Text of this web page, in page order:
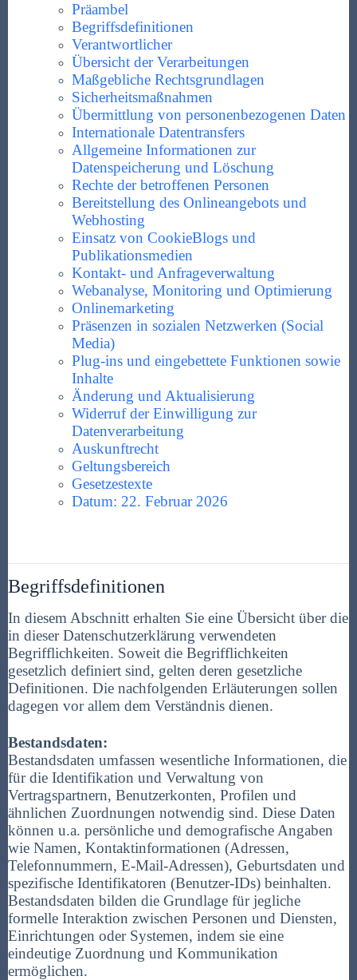
Präambel
Begriffsdefinitionen
Verantwortlicher
Übersicht der Verarbeitungen
Maßgebliche Rechtsgrundlagen
Sicherheitsmaßnahmen
Übermittlung von personenbezogenen Daten
Internationale Datentransfers
Allgemeine Informationen zur
Datenspeicherung und Löschung
Rechte der betroffenen Personen
Bereitstellung des Onlineangebots und
Webhosting
Einsatz von CookieBlogs und
Publikationsmedien
Kontakt- und Anfrageverwaltung
Webanalyse, Monitoring und Optimierung
Onlinemarketing
Präsenzen in sozialen Netzwerken (Social
Media)
Plug-ins und eingebettete Funktionen sowie
Inhalte
Änderung und Aktualisierung
Widerruf der Einwilligung zur
Datenverarbeitung
Auskunftrecht
Geltungsbereich
Gesetzestexte
Datum: 22. Februar 2026
Begriffsdefinitionen
In diesem Abschnitt erhalten Sie eine Übersicht über die
in dieser Datenschutzerklärung verwendeten
Begrifflichkeiten. Soweit die Begrifflichkeiten
gesetzlich definiert sind, gelten deren gesetzliche
Definitionen. Die nachfolgenden Erläuterungen sollen
dagegen vor allem dem Verständnis dienen.
Bestandsdaten:
Bestandsdaten umfassen wesentliche Informationen, die
für die Identifikation und Verwaltung von
Vertragspartnern, Benutzerkonten, Profilen und
ähnlichen Zuordnungen notwendig sind. Diese Daten
können u.a. persönliche und demografische Angaben
wie Namen, Kontaktinformationen (Adressen,
Telefonnummern, E-Mail-Adressen), Geburtsdaten und
spezifische Identifikatoren (Benutzer-IDs) beinhalten.
Bestandsdaten bilden die Grundlage für jegliche
formelle Interaktion zwischen Personen und Diensten,
Einrichtungen oder Systemen, indem sie eine
eindeutige Zuordnung und Kommunikation
ermöglichen.